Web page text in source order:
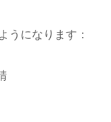
うになります：